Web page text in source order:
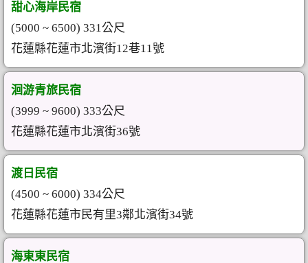
甜心海岸民宿
(5000 ~ 6500) 331公尺
花蓮縣花蓮市北濱街12巷11號
洄游青旅民宿
(3999 ~ 9600) 333公尺
花蓮縣花蓮市北濱街36號
渡日民宿
(4500 ~ 6000) 334公尺
花蓮縣花蓮市民有里3鄰北濱街34號
海東東民宿